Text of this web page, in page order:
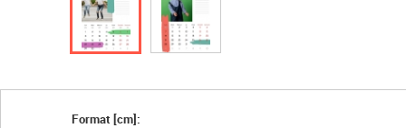
Format [cm]: